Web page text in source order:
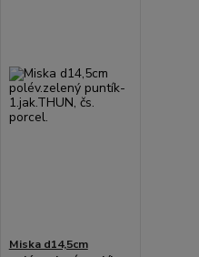
Miska d14,5cm